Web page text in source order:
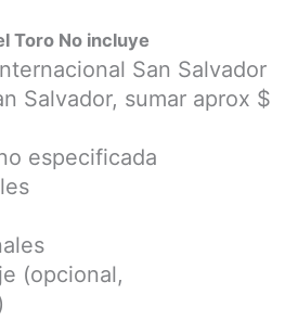
Toro No incluye
San Salvador
Salvador, sumar aprox $
especificada
(opcional,